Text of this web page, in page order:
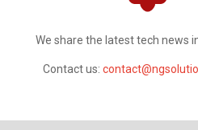
We share the latest tech news
Contact us: